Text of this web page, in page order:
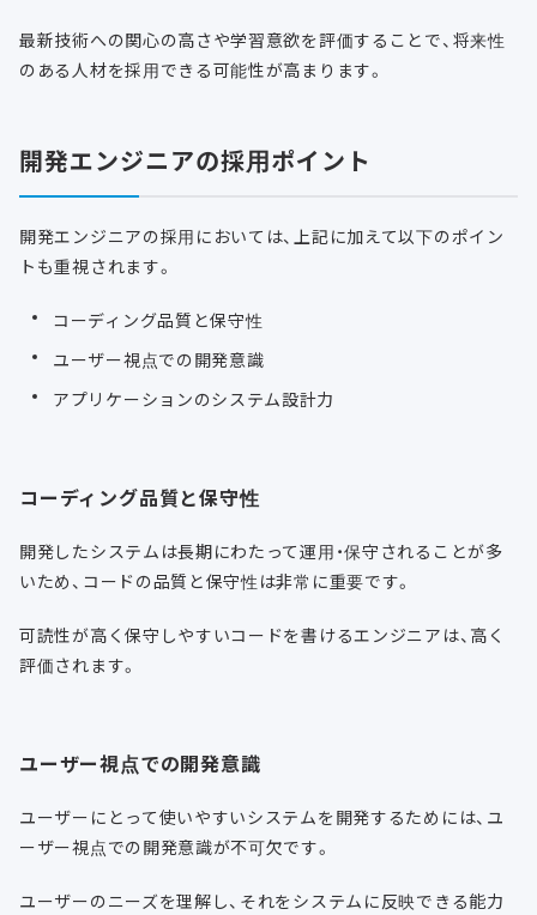
最新技術への関心の高さや学習意欲を評価することで、将来性
のある人材を採用できる可能性が高まります。
開発エンジニアの採用ポイント
開発エンジニアの採用においては、上記に加えて以下のポイン
トも重視されます。
コーディング品質と保守性
ユーザー視点での開発意識
アプリケーションのシステム設計力
コーディング品質と保守性
開発したシステムは長期にわたって運用・保守されることが多
いため、コードの品質と保守性は非常に重要です。
可読性が高く保守しやすいコードを書けるエンジニアは、高く
評価されます。
ユーザー視点での開発意識
ユーザーにとって使いやすいシステムを開発するためには、ユ
ーザー視点での開発意識が不可欠です。
ユーザーのニーズを理解し、それをシステムに反映できる能力